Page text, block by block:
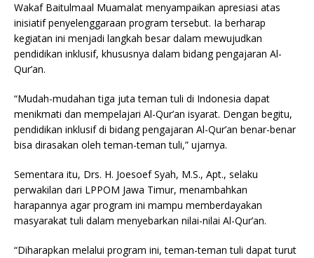
Wakaf Baitulmaal Muamalat menyampaikan apresiasi atas
inisiatif penyelenggaraan program tersebut. Ia berharap
kegiatan ini menjadi langkah besar dalam mewujudkan
pendidikan inklusif, khususnya dalam bidang pengajaran Al-
Qur’an.
“Mudah-mudahan tiga juta teman tuli di Indonesia dapat
menikmati dan mempelajari Al-Qur’an isyarat. Dengan begitu,
pendidikan inklusif di bidang pengajaran Al-Qur’an benar-benar
bisa dirasakan oleh teman-teman tuli,” ujarnya.
Sementara itu, Drs. H. Joesoef Syah, M.S., Apt., selaku
perwakilan dari LPPOM Jawa Timur, menambahkan
harapannya agar program ini mampu memberdayakan
masyarakat tuli dalam menyebarkan nilai-nilai Al-Qur’an.
“Diharapkan melalui program ini, teman-teman tuli dapat turut